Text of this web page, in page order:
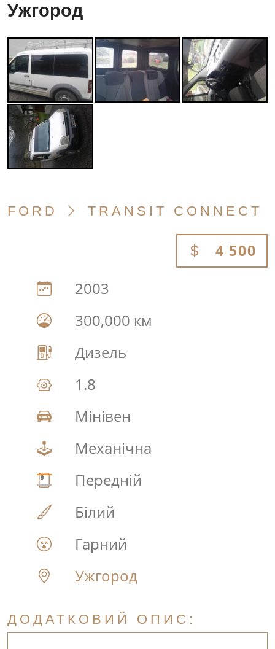
Ужгород
FORD TRANSIT CONNECT
4 500
2003
300,000 км
Дизель
1.8
Мінівен
Механічна
Передній
Білий
Гарний
Ужгород
ДОДАТКОВИЙ ОПИС: